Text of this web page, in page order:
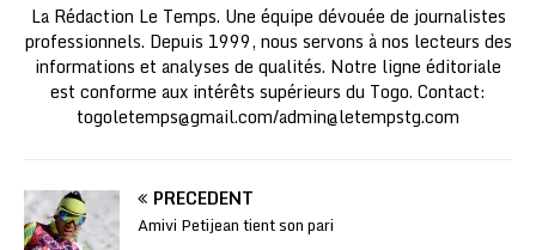
La Rédaction Le Temps. Une équipe dévouée de journalistes
professionnels. Depuis 1999, nous servons à nos lecteurs des
informations et analyses de qualités. Notre ligne éditoriale
est conforme aux intérêts supérieurs du Togo. Contact:
togoletemps@gmail.com/admin@letempstg.com
PRÉCÉDENT
Amivi Petijean tient son pari